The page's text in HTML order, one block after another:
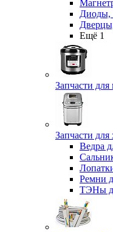
Диоды,
Ещё 1
Запчасти для
Запчасти для
Ведра
Ремни
ТЭНы